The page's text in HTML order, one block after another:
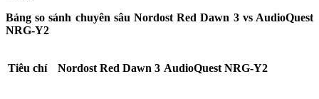
Bảng so sánh chuyên sâu Nordost Red Dawn 3 vs AudioQuest
NRG-Y2
Tiêu chí Nordost Red Dawn 3 AudioQuest NRG-Y2